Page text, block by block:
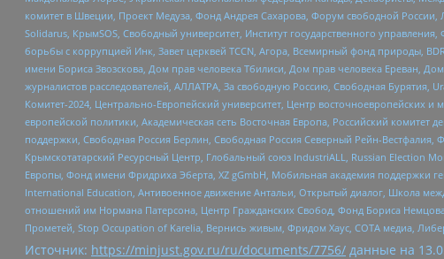
комитет в Швеции, Проект Медуза, Фонд Андрея Сахарова, Форум свободной
Solidarus, КрымSOS, Свободный университет, Институт государственного
борьбы с коррупцией Инк, Завет церквей TCCN, Агора, Всемирный фонд природы,
имени Бориса Звозскова, Дом прав человека Тбилиси, Дом прав человека Ереван,
журналистов расследователей, АЛЛАТРА, За свободную Россию, Свободная Бурятия,
Комитет-2024, Центрально-Европейский университет, Центр восточноевропейских
европейской политики, Академическая сеть Восточная Европа, Российский комитет
поддержки, Свободная Россия Берлин, Свободная Россия Северный Рейн-
Крымскотатарский Ресурсный Центр, Глобальный союз IndustriALL, Russian Election
Европы, Фонд имени Фридриха Эберта, XZ gGmbH, Мобильная академия поддержки
International Education, Антивоенное движение Антальи, Открытый диалог, Школа
отношений им Нормана Патерсона, Центр Гражданских Свобод, Фонд Бориса
Прометей, Stop Occupation of Karelia, Вернись живым, Фридом Хаус, СОТА медиа,
Источник: https://minjust.gov.ru/ru/documents/7756/ данные на